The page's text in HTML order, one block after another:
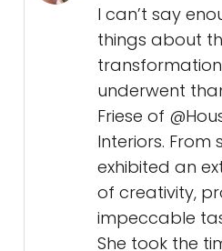
I can’t say
things about
underwent
Friese of
Interiors. From
exhibited an
of creativity,
impeccable
She took the